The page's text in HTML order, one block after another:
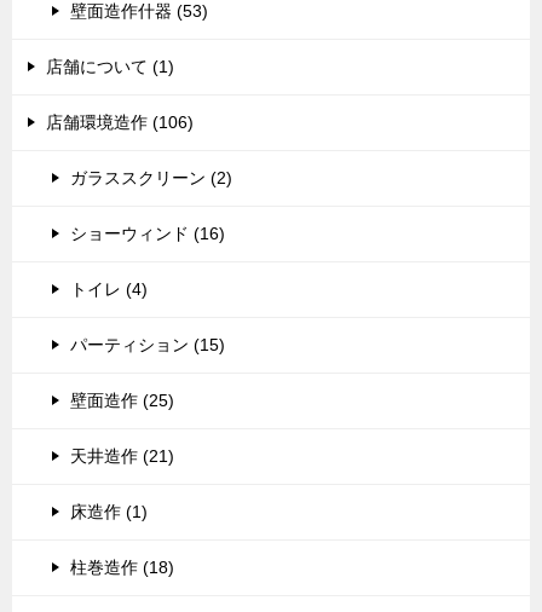
壁面造作什器 (53)
店舗について (1)
店舗環境造作 (106)
ガラススクリーン (2)
ショーウィンド (16)
トイレ (4)
パーティション (15)
壁面造作 (25)
天井造作 (21)
床造作 (1)
柱巻造作 (18)